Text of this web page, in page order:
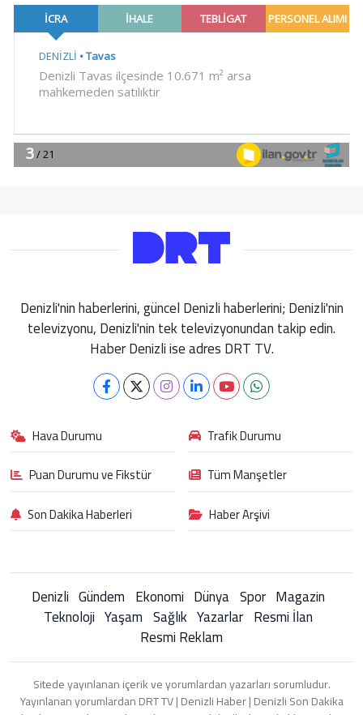
Denizli'nin haberlerini, güncel Denizli haberlerini; Denizli'nin
televizyonu, Denizli'nin tek televizyonundan takip edin.
Haber Denizli ise adres DRT TV.
Hava Durumu
Trafik Durumu
Puan Durumu ve Fikstür
Tüm Manşetler
Son Dakika Haberleri
Haber Arşivi
Denizli Gündem Ekonomi Dünya Spor Magazin
Teknoloji Yaşam Sağlık Yazarlar Resmi İlan
Resmi Reklam
Sitede yayınlanan içerik ve yorumlardan yazarları sorumludur.
Yayınlanan yorumlardan DRT TV | Denizli Haber | Denizli Son Dakika